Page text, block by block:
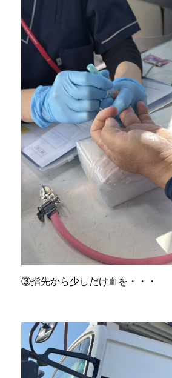
③指先から少しだけ血を・・・